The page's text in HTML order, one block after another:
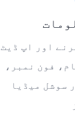
اور اپ ڈیٹ
فون نمبر،
سوشل میڈیا